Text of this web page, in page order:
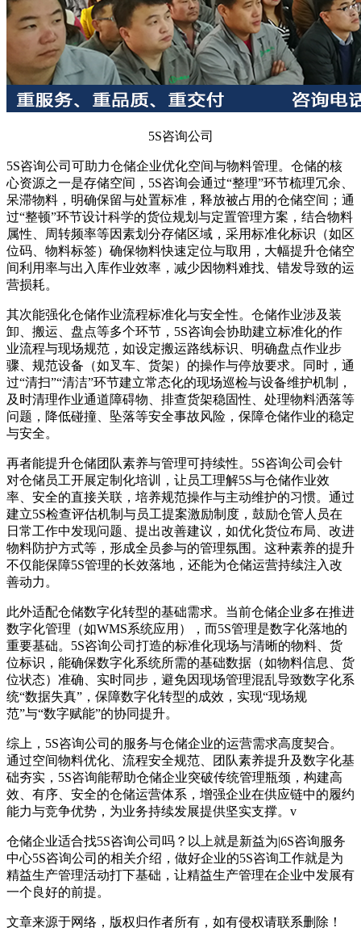
5S咨询公司
5S咨询公司可助力仓储企业优化空间与物料管理。仓储的核
心资源之一是存储空间，5S咨询会通过“整理”环节梳理冗余、
呆滞物料，明确保留与处置标准，释放被占用的仓储空间；通
过“整顿”环节设计科学的货位规划与定置管理方案，结合物料
属性、周转频率等因素划分存储区域，采用标准化标识（如区
位码、物料标签）确保物料快速定位与取用，大幅提升仓储空
间利用率与出入库作业效率，减少因物料难找、错发导致的运
营损耗。
其次能强化仓储作业流程标准化与安全性。仓储作业涉及装
卸、搬运、盘点等多个环节，5S咨询会协助建立标准化的作
业流程与现场规范，如设定搬运路线标识、明确盘点作业步
骤、规范设备（如叉车、货架）的操作与停放要求。同时，通
过“清扫”“清洁”环节建立常态化的现场巡检与设备维护机制，
及时清理作业通道障碍物、排查货架稳固性、处理物料洒落等
问题，降低碰撞、坠落等安全事故风险，保障仓储作业的稳定
与安全。
再者能提升仓储团队素养与管理可持续性。5S咨询公司会针
对仓储员工开展定制化培训，让员工理解5S与仓储作业效
率、安全的直接关联，培养规范操作与主动维护的习惯。通过
建立5S检查评估机制与员工提案激励制度，鼓励仓管人员在
日常工作中发现问题、提出改善建议，如优化货位布局、改进
物料防护方式等，形成全员参与的管理氛围。这种素养的提升
不仅能保障5S管理的长效落地，还能为仓储运营持续注入改
善动力。
此外适配仓储数字化转型的基础需求。当前仓储企业多在推进
数字化管理（如WMS系统应用），而5S管理是数字化落地的
重要基础。5S咨询公司打造的标准化现场与清晰的物料、货
位标识，能确保数字化系统所需的基础数据（如物料信息、货
位状态）准确、实时同步，避免因现场管理混乱导致数字化系
统“数据失真”，保障数字化转型的成效，实现“现场规
范”与“数字赋能”的协同提升。
综上，5S咨询公司的服务与仓储企业的运营需求高度契合。
通过空间物料优化、流程安全规范、团队素养提升及数字化基
础夯实，5S咨询能帮助仓储企业突破传统管理瓶颈，构建高
效、有序、安全的仓储运营体系，增强企业在供应链中的履约
能力与竞争优势，为业务持续发展提供坚实支撑。v
仓储企业适合找5S咨询公司吗？以上就是新益为|6S咨询服务
中心5S咨询公司的相关介绍，做好企业的5S咨询工作就是为
精益生产管理活动打下基础，让精益生产管理在企业中发展有
一个良好的前提。
文章来源于网络，版权归作者所有，如有侵权请联系删除！